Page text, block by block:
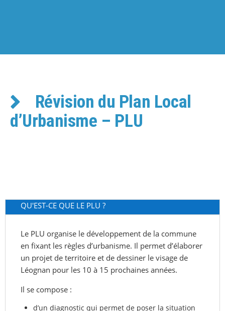
Révision du Plan Local
d’Urbanisme – PLU
QU'EST-CE QUE LE PLU ?
Le PLU organise le développement de la commune
en fixant les règles d’urbanisme. Il permet d’élaborer
un projet de territoire et de dessiner le visage de
Léognan pour les 10 à 15 prochaines années.
Il se compose :
d’un diagnostic qui permet de poser la situation